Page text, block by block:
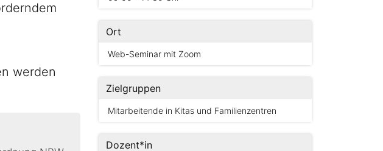
werden
Ort
Web-Seminar mit Zoom
Zielgruppen
Mitarbeitende in Kitas und Familienzentren
Dozent*in